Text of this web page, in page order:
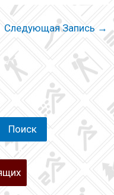
Следующая Запись →
Поиск